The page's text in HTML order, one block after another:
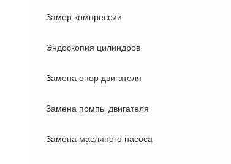
Замер компрессии
Эндоскопия цилиндров
Замена опор двигателя
Замена помпы двигателя
Замена масляного насоса